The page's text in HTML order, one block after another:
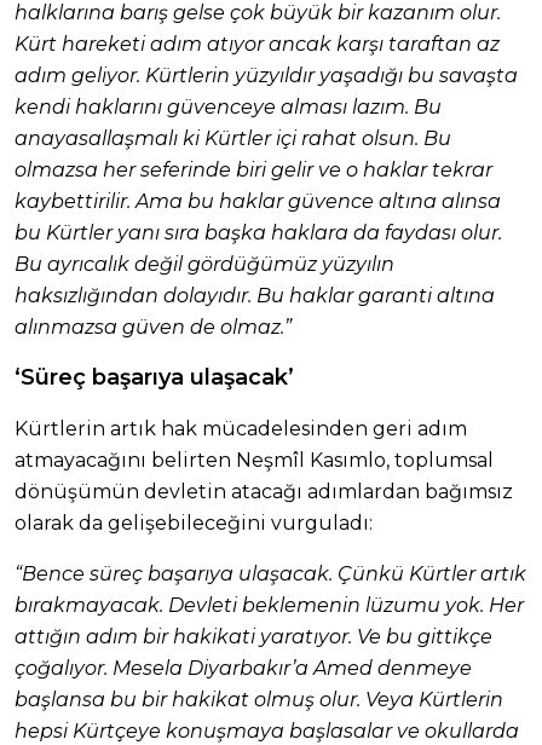
halklarına barış gelse çok büyük bir kazanım olur.
Kürt hareketi adım atıyor ancak karşı taraftan az
adım geliyor. Kürtlerin yüzyıldır yaşadığı bu savaşta
kendi haklarını güvenceye alması lazım. Bu
anayasallaşmalı ki Kürtler içi rahat olsun. Bu
olmazsa her seferinde biri gelir ve o haklar tekrar
kaybettirilir. Ama bu haklar güvence altına alınsa
bu Kürtler yanı sıra başka haklara da faydası olur.
Bu ayrıcalık değil gördüğümüz yüzyılın
haksızlığından dolayıdır. Bu haklar garanti altına
alınmazsa güven de olmaz.”
‘Süreç başarıya ulaşacak’
Kürtlerin artık hak mücadelesinden geri adım
atmayacağını belirten Neşmîl Kasımlo, toplumsal
dönüşümün devletin atacağı adımlardan bağımsız
olarak da gelişebileceğini vurguladı:
“Bence süreç başarıya ulaşacak. Çünkü Kürtler artık
bırakmayacak. Devleti beklemenin lüzumu yok. Her
attığın adım bir hakikati yaratıyor. Ve bu gittikçe
çoğalıyor. Mesela Diyarbakır’a Amed denmeye
başlansa bu bir hakikat olmuş olur. Veya Kürtlerin
hepsi Kürtçeye konuşmaya başlasalar ve okullarda